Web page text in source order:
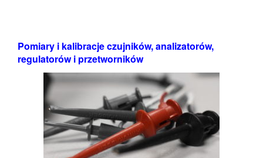
Pomiary i kalibracje czujników, analizatorów,
regulatorów i przetworników